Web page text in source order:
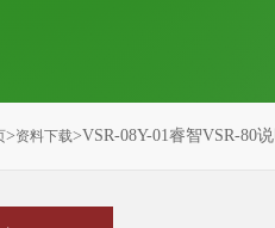
>资料下载>VSR-08Y-01睿智VSR-80